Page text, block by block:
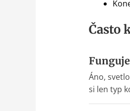
Často
Áno,
si len typ